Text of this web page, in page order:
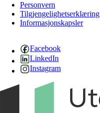
Personvern
Tilgjengelighetserklæring
Informasjonskapsler
Facebook
LinkedIn
Instagram